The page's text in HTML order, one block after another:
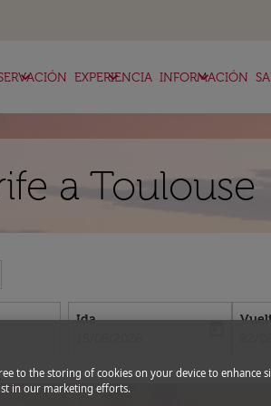
keyboard_arrow_down EXPERIENCIA
keyboard_arrow_down INFORMACIÓN
keyboard_arrow_down
a Toulouse
Ida
fc-
to the storing of cookies on your device to enhance
in our marketing efforts.